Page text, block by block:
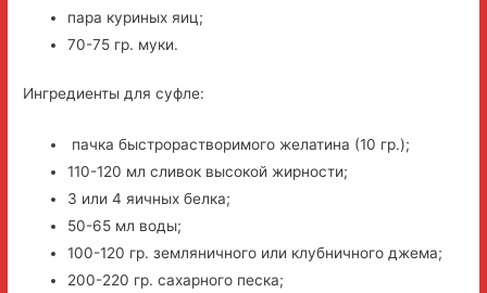
пара куриных яиц;
70-75 гр. муки.
Ингредиенты для суфле:
пачка быстрорастворимого желатина (10 гр.);
110-120 мл сливок высокой жирности;
3 или 4 яичных белка;
50-65 мл воды;
100-120 гр. земляничного или клубничного джема;
200-220 гр. сахарного песка;